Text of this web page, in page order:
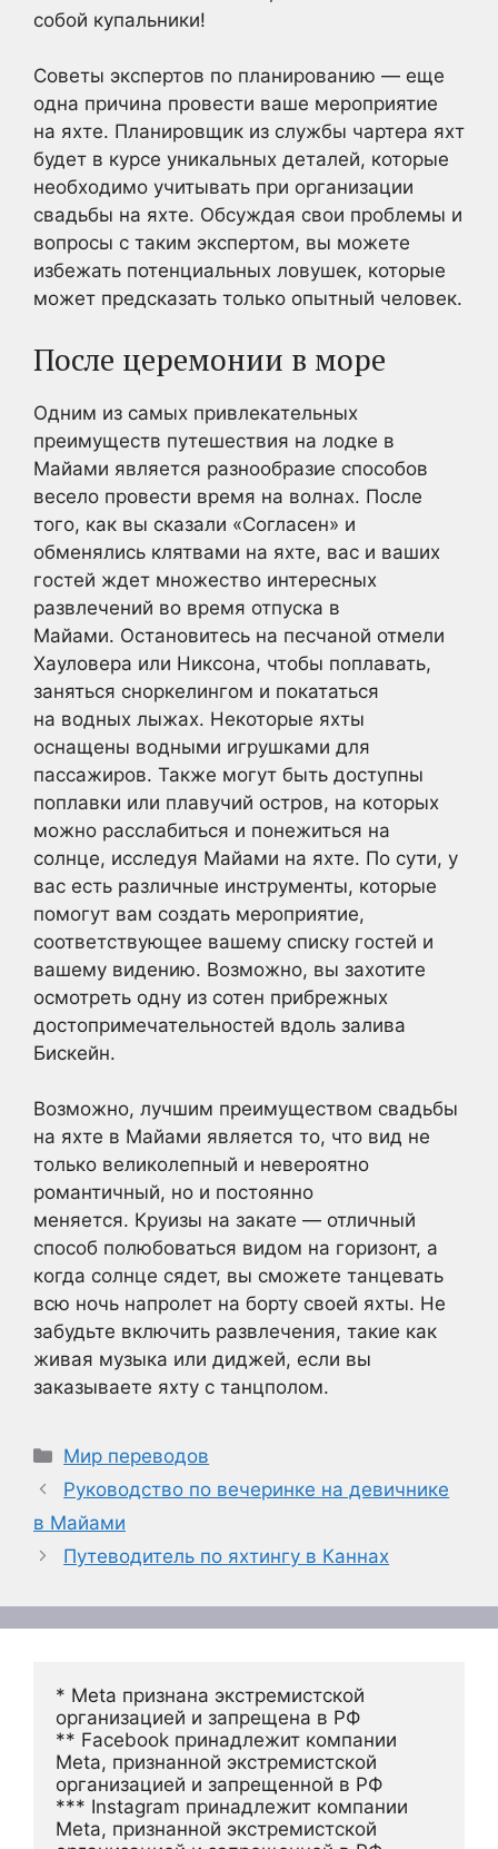
собой купальники!
Советы экспертов по планированию — еще
одна причина провести ваше мероприятие
на яхте. Планировщик из службы чартера яхт
будет в курсе уникальных деталей, которые
необходимо учитывать при организации
свадьбы на яхте. Обсуждая свои проблемы и
вопросы с таким экспертом, вы можете
избежать потенциальных ловушек, которые
может предсказать только опытный человек.
После церемонии в море
Одним из самых привлекательных
преимуществ путешествия на лодке в
Майами является разнообразие способов
весело провести время на волнах. После
того, как вы сказали «Согласен» и
обменялись клятвами на яхте, вас и ваших
гостей ждет множество интересных
развлечений во время отпуска в
Майами. Остановитесь на песчаной отмели
Хауловера или Никсона, чтобы поплавать,
заняться сноркелингом и покататься
на водных лыжах. Некоторые яхты
оснащены водными игрушками для
пассажиров. Также могут быть доступны
поплавки или плавучий остров, на которых
можно расслабиться и понежиться на
солнце, исследуя Майами на яхте. По сути, у
вас есть различные инструменты, которые
помогут вам создать мероприятие,
соответствующее вашему списку гостей и
вашему видению. Возможно, вы захотите
осмотреть одну из сотен прибрежных
достопримечательностей вдоль залива
Бискейн.
Возможно, лучшим преимуществом свадьбы
на яхте в Майами является то, что вид не
только великолепный и невероятно
романтичный, но и постоянно
меняется. Круизы на закате — отличный
способ полюбоваться видом на горизонт, а
когда солнце сядет, вы сможете танцевать
всю ночь напролет на борту своей яхты. Не
забудьте включить развлечения, такие как
живая музыка или диджей, если вы
заказываете яхту с танцполом.
Рубрики
Мир переводов
Руководство по вечеринке на девичнике
в Майами
Путеводитель по яхтингу в Каннах
* Meta признана экстремистской
организацией и запрещена в РФ
** Facebook принадлежит компании
Meta, признанной экстремистской
организацией и запрещенной в РФ
*** Instagram принадлежит компании
Meta, признанной экстремистской